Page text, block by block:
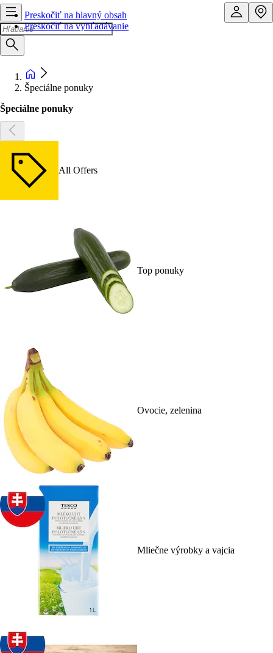
Preskočiť na hlavný obsah
Preskočiť na vyhľadávanie
Špeciálne ponuky
Špeciálne ponuky
All Offers
Top ponuky
Ovocie, zelenina
Mliečne výrobky a vajcia